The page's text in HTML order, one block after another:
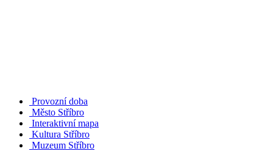
Provozní doba
Město Stříbro
Interaktivní mapa
Kultura Stříbro
Muzeum Stříbro